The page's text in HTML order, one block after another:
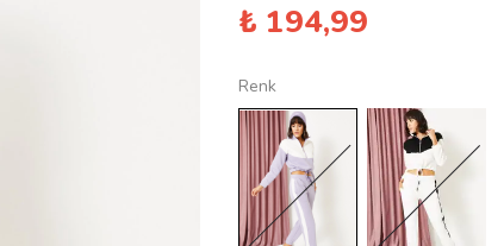
₺ 194,99
Renk